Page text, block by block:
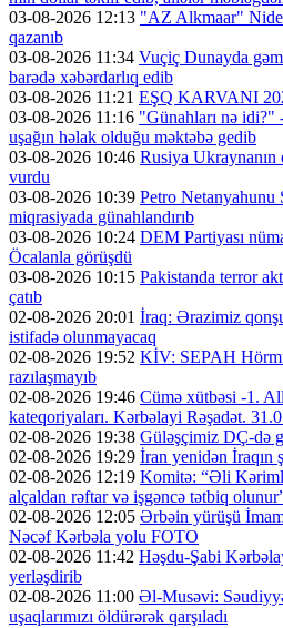
03-08-2026 12:13 "AZ Alkmaar"
qazanıb
03-08-2026 11:34 Vuçiç Dunayda
barədə xəbərdarlıq edib
03-08-2026 11:21 EŞQ KARVANI
03-08-2026 11:16 "Günahları nə
uşağın həlak olduğu məktəbə gedib
03-08-2026 10:46 Rusiya
vurdu
03-08-2026 10:39 Petro Netanyahunu
miqrasiyada günahlandırıb
03-08-2026 10:24 DEM Partiyası
Öcalanla görüşdü
03-08-2026 10:15 Pakistanda terror
çatıb
02-08-2026 20:01 İraq: Ərazimiz
istifadə olunmayacaq
02-08-2026 19:52 KİV: SEPAH
razılaşmayıb
02-08-2026 19:46 Cümə xütbəsi -1.
kateqoriyaları. Kərbəlayi Rəşadət.
02-08-2026 19:38 Güləşçimiz DÇ-də
02-08-2026 19:29 İran yenidən İraqın
02-08-2026 12:19 Komitə: “Əli
alçaldan rəftar və işgəncə tətbiq
02-08-2026 12:05 Ərbəin yürüşü
Nəcəf Kərbəla yolu FOTO
02-08-2026 11:42 Həşdu-Şabi
yerləşdirib
02-08-2026 11:00 Əl-Musəvi:
uşaqlarımızı öldürərək qarşıladı